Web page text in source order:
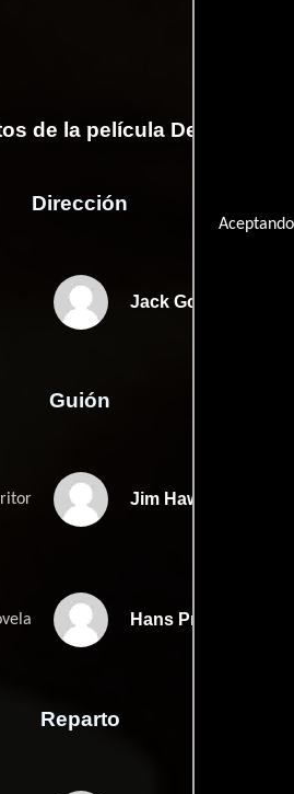
de la película Der Fall
Dirección
Jack Gold
Guión
Jim Hawkinss
Hans Pretterebners
Reparto